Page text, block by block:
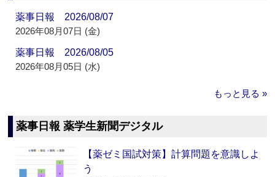
薬事日報 2026/08/07
2026年08月07日 (金)
薬事日報 2026/08/05
2026年08月05日 (水)
もっと見る »
薬事日報 薬学生新聞デジタル
【薬ゼミ国試対策】計算問題を意識しよ
う